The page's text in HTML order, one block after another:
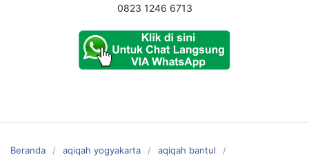
0823 1246 6713
Beranda aqiqah yogyakarta
aqiqah bantul